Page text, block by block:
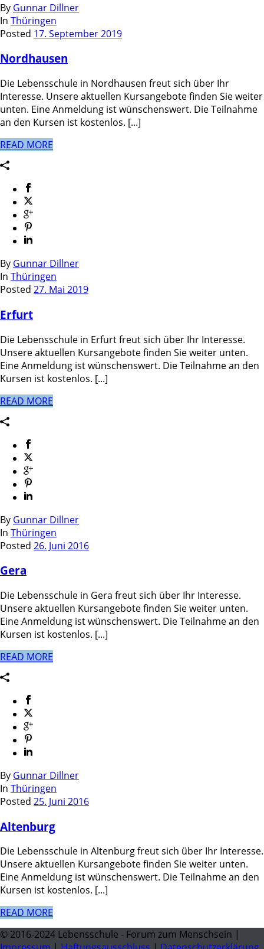
By Gunnar Dillner
In Thüringen
Posted 17. September 2019
Nordhausen
Die Lebensschule in Nordhausen freut sich über Ihr
Interesse. Unsere aktuellen Kursangebote finden Sie weiter
unten. Eine Anmeldung ist wünschenswert. Die Teilnahme
an den Kursen ist kostenlos. [...]
READ MORE
By Gunnar Dillner
In Thüringen
Posted 27. Mai 2019
Erfurt
Die Lebensschule in Erfurt freut sich über Ihr Interesse.
Unsere aktuellen Kursangebote finden Sie weiter unten.
Eine Anmeldung ist wünschenswert. Die Teilnahme an den
Kursen ist kostenlos. [...]
READ MORE
By Gunnar Dillner
In Thüringen
Posted 26. Juni 2016
Gera
Die Lebensschule in Gera freut sich über Ihr Interesse.
Unsere aktuellen Kursangebote finden Sie weiter unten.
Eine Anmeldung ist wünschenswert. Die Teilnahme an den
Kursen ist kostenlos. [...]
READ MORE
By Gunnar Dillner
In Thüringen
Posted 25. Juni 2016
Altenburg
Die Lebensschule in Altenburg freut sich über Ihr Interesse.
Unsere aktuellen Kursangebote finden Sie weiter unten.
Eine Anmeldung ist wünschenswert. Die Teilnahme an den
Kursen ist kostenlos. [...]
READ MORE
© 2016-2024 Lebensschule - Forum zum Menschsein |